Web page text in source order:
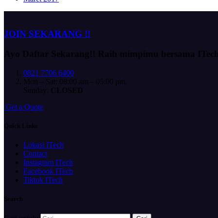
JOIN SEKARANG !!
Ayo Daftar Sekarang!! Raih mimpimu bersama
0821 7706 6400
Mon – Sat: 08:00 am – 05:00 pm,
Sunday: CLOSED
Get a Quote
Quick Links
Lokasi ITech
Contact
Instagram ITech
Facebook ITech
Tiktok ITech
Search